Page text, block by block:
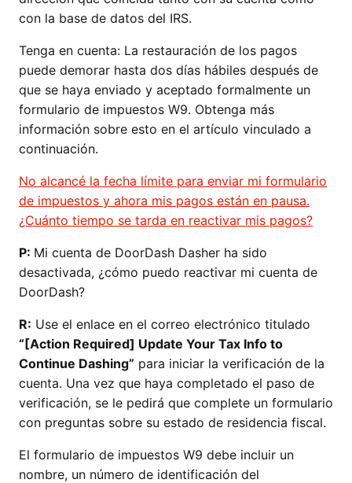
con la base de datos del IRS.
Tenga en cuenta: La restauración de los pagos
puede demorar hasta dos días hábiles después de
que se haya enviado y aceptado formalmente un
formulario de impuestos W9. Obtenga más
información sobre esto en el artículo vinculado a
continuación.
No alcancé la fecha límite para enviar mi formulario
de impuestos y ahora mis pagos están en pausa.
¿Cuánto tiempo se tarda en reactivar mis pagos?
P: Mi cuenta de DoorDash Dasher ha sido
desactivada, ¿cómo puedo reactivar mi cuenta de
DoorDash?
R: Use el enlace en el correo electrónico titulado
“[Action Required] Update Your Tax Info to
Continue Dashing” para iniciar la verificación de la
cuenta. Una vez que haya completado el paso de
verificación, se le pedirá que complete un formulario
con preguntas sobre su estado de residencia fiscal.
El formulario de impuestos W9 debe incluir un
nombre, un número de identificación del